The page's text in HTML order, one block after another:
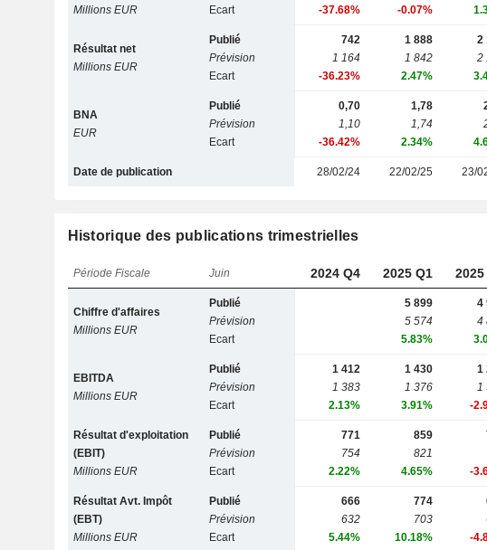
Millions EUR
Ecart
-37.68%
-0.07%
Résultat net
Millions EUR
Publié
Prévision
Ecart
742
1 164
-36.23%
1 888
1 842
2.47%
2
2
BNA
EUR
Publié
Prévision
Ecart
0,70
1,10
-36.42%
1,78
1,74
2.34%
Date de publication 28/02/24 22/02/25 23/
Historique des publications trimestrielles
Période Fiscale Juin 2024 Q4 2025 Q1 2025
Chiffre d'affaires
Millions EUR
Publié
Prévision
Ecart
5 899
5 574
5.83%
4
4
EBITDA
Millions EUR
Publié
Prévision
Ecart
1 412
1 383
2.13%
1 430
1 376
3.91%
1
1
-
Résultat d'exploitation
(EBIT)
Millions EUR
Publié
Prévision
Ecart
771
754
2.22%
859
821
4.65%
-
Résultat Avt. Impôt
(EBT)
Millions EUR
Publié
Prévision
Ecart
666
632
5.44%
774
703
10.18%
-